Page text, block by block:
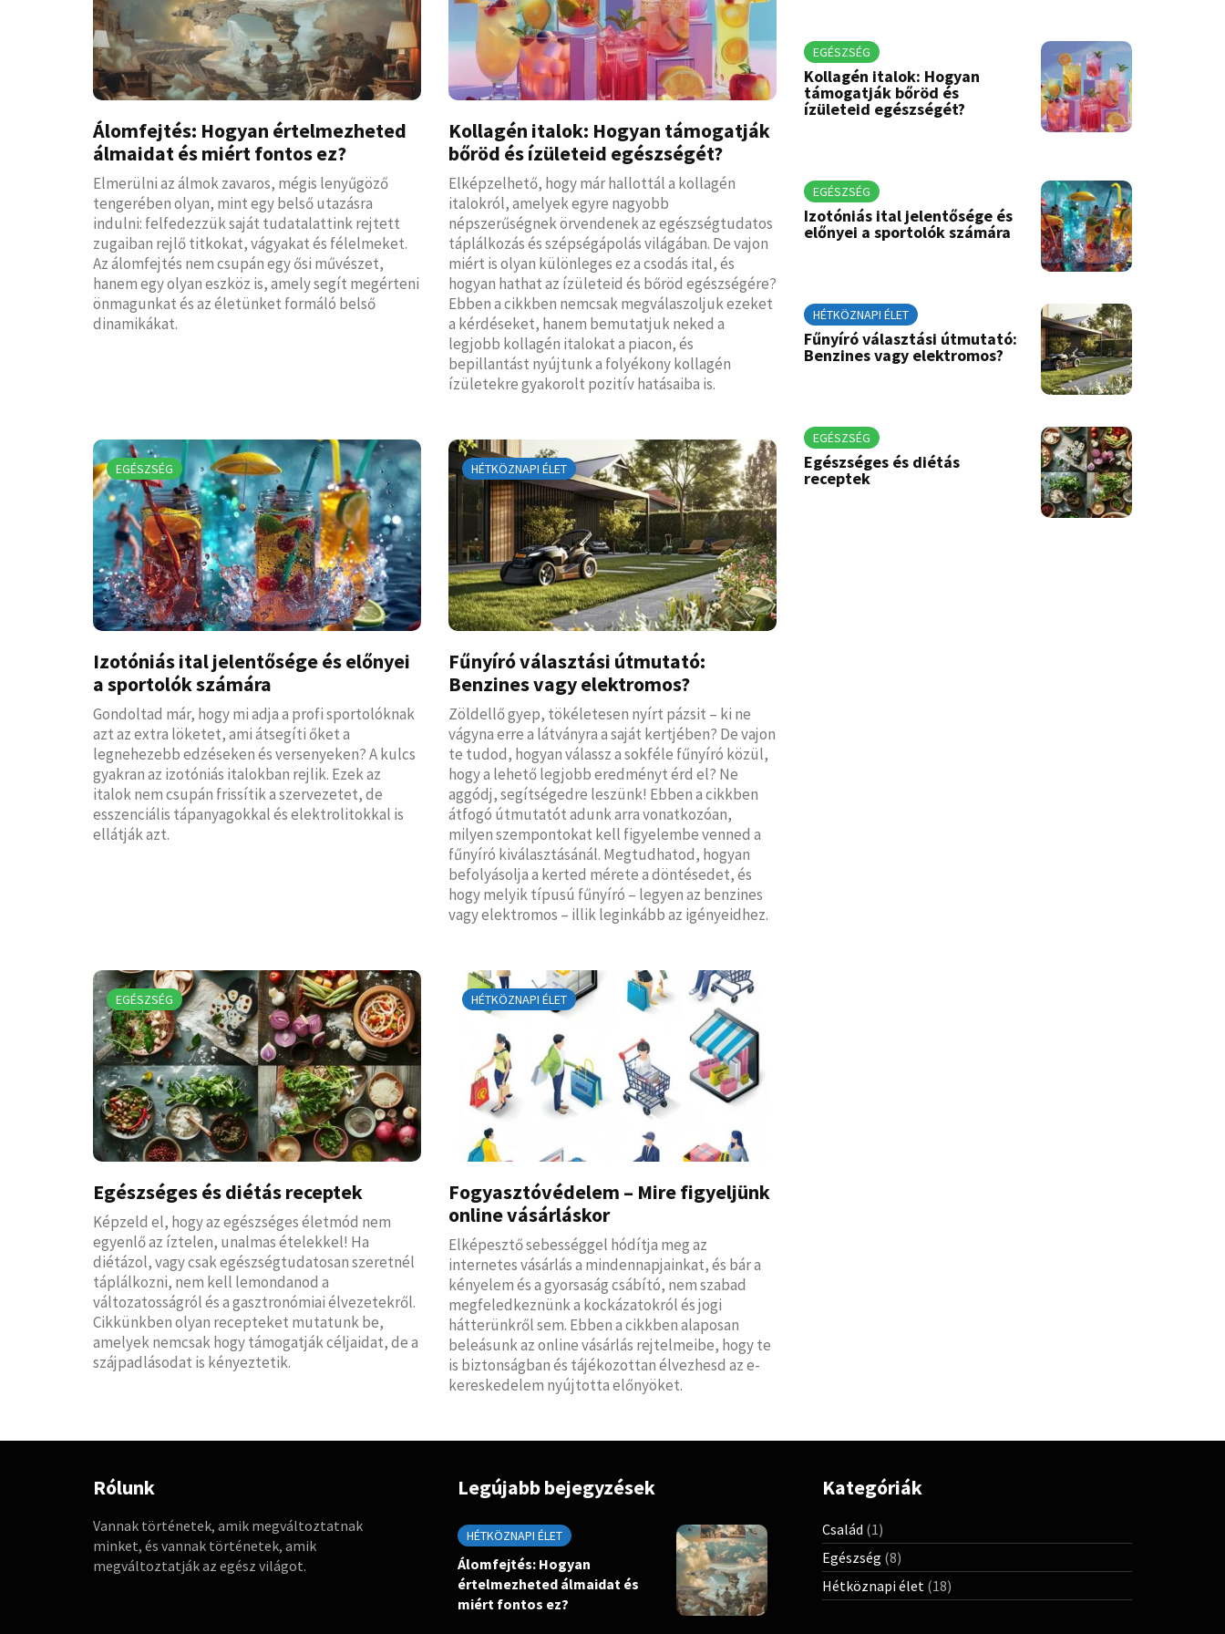
Álomfejtés: Hogyan értelmezheted
álmaidat és miért fontos ez?
Elmerülni az álmok zavaros, mégis lenyűgöző
tengerében olyan, mint egy belső utazásra
indulni: felfedezzük saját tudatalattink rejtett
zugaiban rejlő titkokat, vágyakat és félelmeket.
Az álomfejtés nem csupán egy ősi művészet,
hanem egy olyan eszköz is, amely segít megérteni
önmagunkat és az életünket formáló belső
dinamikákat.
Kollagén italok: Hogyan támogatják
bőröd és ízületeid egészségét?
Elképzelhető, hogy már hallottál a kollagén
italokról, amelyek egyre nagyobb
népszerűségnek örvendenek az egészségtudatos
táplálkozás és szépségápolás világában. De vajon
miért is olyan különleges ez a csodás ital, és
hogyan hathat az ízületeid és bőröd egészségére?
Ebben a cikkben nemcsak megválaszoljuk ezeket
a kérdéseket, hanem bemutatjuk neked a
legjobb kollagén italokat a piacon, és
bepillantást nyújtunk a folyékony kollagén
ízületekre gyakorolt pozitív hatásaiba is.
EGÉSZSÉG
Izotóniás ital jelentősége és előnyei
a sportolók számára
Gondoltad már, hogy mi adja a profi sportolóknak
azt az extra löketet, ami átsegíti őket a
legnehezebb edzéseken és versenyeken? A kulcs
gyakran az izotóniás italokban rejlik. Ezek az
italok nem csupán frissítik a szervezetet, de
esszenciális tápanyagokkal és elektrolitokkal is
ellátják azt.
HÉTKÖZNAPI ÉLET
Fűnyíró választási útmutató:
Benzines vagy elektromos?
Zöldellő gyep, tökéletesen nyírt pázsit – ki ne
vágyna erre a látványra a saját kertjében? De vajon
te tudod, hogyan válassz a sokféle fűnyíró közül,
hogy a lehető legjobb eredményt érd el? Ne
aggódj, segítségedre leszünk! Ebben a cikkben
átfogó útmutatót adunk arra vonatkozóan,
milyen szempontokat kell figyelembe venned a
fűnyíró kiválasztásánál. Megtudhatod, hogyan
befolyásolja a kerted mérete a döntésedet, és
hogy melyik típusú fűnyíró – legyen az benzines
vagy elektromos – illik leginkább az igényeidhez.
EGÉSZSÉG
Egészséges és diétás receptek
Képzeld el, hogy az egészséges életmód nem
egyenlő az íztelen, unalmas ételekkel! Ha
diétázol, vagy csak egészségtudatosan szeretnél
táplálkozni, nem kell lemondanod a
változatosságról és a gasztronómiai élvezetekről.
Cikkünkben olyan recepteket mutatunk be,
amelyek nemcsak hogy támogatják céljaidat, de a
szájpadlásodat is kényeztetik.
HÉTKÖZNAPI ÉLET
Fogyasztóvédelem – Mire figyeljünk
online vásárláskor
Elképesztő sebességgel hódítja meg az
internetes vásárlás a mindennapjainkat, és bár a
kényelem és a gyorsaság csábító, nem szabad
megfeledkeznünk a kockázatokról és jogi
hátterünkről sem. Ebben a cikkben alaposan
beleásunk az online vásárlás rejtelmeibe, hogy te
is biztonságban és tájékozottan élvezhesd az e-
kereskedelem nyújtotta előnyöket.
EGÉSZSÉG
Kollagén italok: Hogyan
támogatják bőröd és
ízületeid egészségét?
EGÉSZSÉG
Izotóniás ital jelentősége és
előnyei a sportolók számára
HÉTKÖZNAPI ÉLET
Fűnyíró választási útmutató:
Benzines vagy elektromos?
EGÉSZSÉG
Egészséges és diétás
receptek
Rólunk
Vannak történetek, amik megváltoztatnak
minket, és vannak történetek, amik
megváltoztatják az egész világot.
Legújabb bejegyzések
HÉTKÖZNAPI ÉLET
Álomfejtés: Hogyan
értelmezheted álmaidat és
miért fontos ez?
Kategóriák
Család (1)
Egészség (8)
Hétköznapi élet (18)